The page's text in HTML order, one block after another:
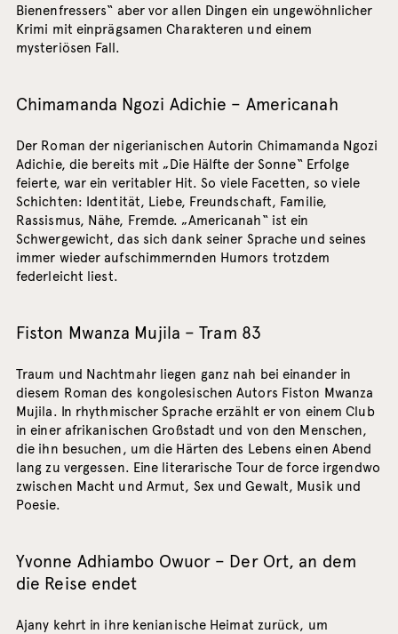
Bienenfressers“ aber vor allen Dingen ein ungewöhnlicher
Krimi mit einprägsamen Charakteren und einem
mysteriösen Fall.
Chimamanda Ngozi Adichie – Americanah
Der Roman der nigerianischen Autorin Chimamanda Ngozi
Adichie, die bereits mit „Die Hälfte der Sonne“ Erfolge
feierte, war ein veritabler Hit. So viele Facetten, so viele
Schichten: Identität, Liebe, Freundschaft, Familie,
Rassismus, Nähe, Fremde. „Americanah“ ist ein
Schwergewicht, das sich dank seiner Sprache und seines
immer wieder aufschimmernden Humors trotzdem
federleicht liest.
Fiston Mwanza Mujila – Tram 83
Traum und Nachtmahr liegen ganz nah bei einander in
diesem Roman des kongolesischen Autors Fiston Mwanza
Mujila. In rhythmischer Sprache erzählt er von einem Club
in einer afrikanischen Großstadt und von den Menschen,
die ihn besuchen, um die Härten des Lebens einen Abend
lang zu vergessen. Eine literarische Tour de force irgendwo
zwischen Macht und Armut, Sex und Gewalt, Musik und
Poesie.
Yvonne Adhiambo Owuor – Der Ort, an dem
die Reise endet
Ajany kehrt in ihre kenianische Heimat zurück, um